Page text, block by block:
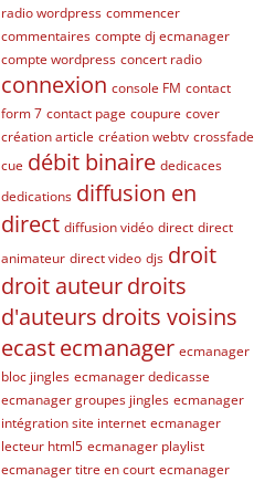
radio wordpress commencer
commentaires compte dj ecmanager
compte wordpress concert radio
connexion console FM contact
form 7 contact page coupure cover
création article création webtv crossfade
cue débit binaire dedicaces
dedications diffusion en
direct diffusion vidéo direct direct
animateur direct video djs droit
droit auteurdroits
d'auteurs droits voisins
ecastecmanager ecmanager
bloc jingles ecmanager dedicasse
ecmanager groupes jingles ecmanager
intégration site internet ecmanager
lecteur html5 ecmanager playlist
ecmanager titre en court ecmanager